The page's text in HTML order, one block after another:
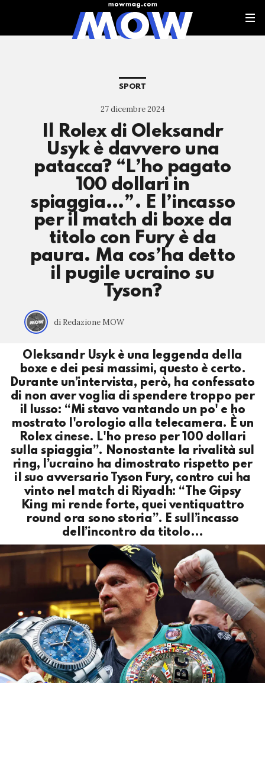
SPORT
27 dicembre 2024
Il Rolex di Oleksandr
Usyk è davvero una
patacca? “L’ho pagato
100 dollari in
spiaggia…”. E l’incasso
per il match di boxe da
titolo con Fury è da
paura. Ma cos’ha detto
il pugile ucraino su
Tyson?
di Redazione MOW
Oleksandr Usyk è una leggenda della
boxe e dei pesi massimi, questo è certo.
Durante un’intervista, però, ha confessato
di non aver voglia di spendere troppo per
il lusso: “Mi stavo vantando un po' e ho
mostrato l'orologio alla telecamera. È un
Rolex cinese. L'ho preso per 100 dollari
sulla spiaggia”. Nonostante la rivalità sul
ring, l’ucraino ha dimostrato rispetto per
il suo avversario Tyson Fury, contro cui ha
vinto nel match di Riyadh: “The Gipsy
King mi rende forte, quei ventiquattro
round ora sono storia”. E sull’incasso
dell’incontro da titolo…